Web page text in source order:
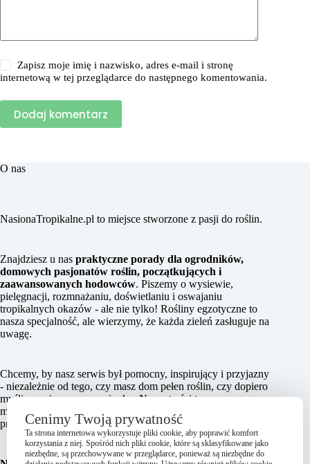
Zapisz moje imię i nazwisko, adres e-mail i stronę
internetową w tej przeglądarce do następnego komentowania.
Dodaj komentarz
O nas
NasionaTropikalne.pl to miejsce stworzone z pasji do roślin.
Znajdziesz u nas praktyczne porady dla ogrodników,
domowych pasjonatów roślin, początkujących i
zaawansowanych hodowców. Piszemy o wysiewie,
pielęgnacji, rozmnażaniu, doświetlaniu i oswajaniu
tropikalnych okazów - ale nie tylko! Rośliny egzotyczne to
nasza specjalność, ale wierzymy, że każda zieleń zasługuje na
uwagę.
Chcemy, by nasz serwis był pomocny, inspirujący i przyjazny
- niezależnie od tego, czy masz dom pełen roślin, czy dopiero
myślisz o pierwszym nasionku. Nasze treści tworzymy z
miłości do zieleni i chęci dzielenia się tym, co działa w
praktyce.Cenimy Twoją prywatność
Ta strona internetowa wykorzystuje pliki cookie, aby poprawić komfort
korzystania z niej. Spośród nich pliki cookie, które są sklasyfikowane jako
niezbędne, są przechowywane w przeglądarce, ponieważ są niezbędne do